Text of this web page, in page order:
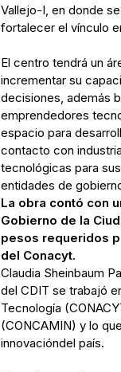
Vallejo-I, en donde
fortalecer el vínculo
El centro tendrá un
incrementar su
decisiones, además
emprendedores
espacio para
contacto con
tecnológicas para
entidades de
La obra contó con
Gobierno de la
pesos requeridos
del Conacyt.
Claudia Sheinbaum
del CDIT se trabajó
Tecnología
(CONCAMIN) y lo
innovacióndel país.